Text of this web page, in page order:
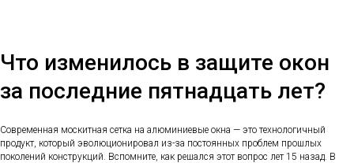
Что изменилось в защите окон
за последние пятнадцать лет?
Современная москитная сетка на алюминиевые окна — это технологичный
продукт, который эволюционировал из-за постоянных проблем прошлых
поколений конструкций. Вспомните, как решался этот вопрос лет 15 назад. В